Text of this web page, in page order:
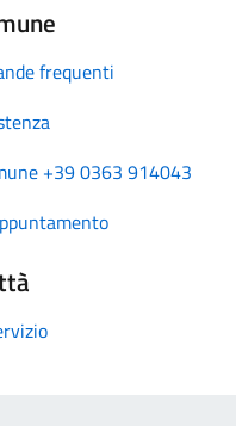
frequenti
+39 0363 914043